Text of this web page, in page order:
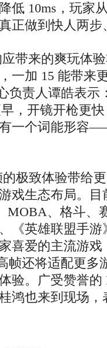
低 10ms，玩家
正做到快人两步
带来的爽玩体
一加 15 能带来
负责人谭皓表示
，开镜开枪更
一个词能形容
极致体验带给
戏生态布局。
MOBA、格斗、
《英雄联盟手
喜爱的主流游
帧还将适配更多
验。广受赞誉的
鸿也来到现场，